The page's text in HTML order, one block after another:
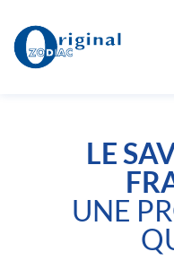
LE
UNE